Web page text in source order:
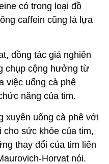
có trong loại đồ
caffein cũng là lựa
đồng tác giả nghiên
chụp cộng hưởng từ
việc uống cà phê
năng của tim.
xuyên uống cà phê với
sức khỏe của tim,
thay đổi của tim liên
Horvat nói.